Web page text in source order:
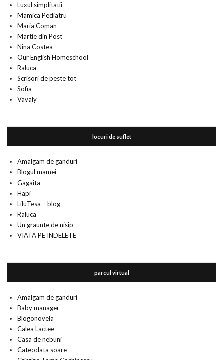
Luxul simplitatii
Mamica Pediatru
Maria Coman
Martie din Post
Nina Costea
Our English Homeschool
Raluca
Scrisori de peste tot
Sofia
Vavaly
locuri de suflet
Amalgam de ganduri
Blogul mamei
Gagaita
Hapi
LiluTesa – blog
Raluca
Un graunte de nisip
VIATA PE INDELETE
parcul virtual
Amalgam de ganduri
Baby manager
Blogonovela
Calea Lactee
Casa de nebuni
Cateodata soare